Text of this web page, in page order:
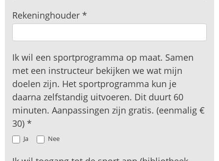
Rekeninghouder *
Ik wil een sportprogramma op maat. Samen
met een instructeur bekijken we wat mijn
doelen zijn. Het sportprogramma kun je
daarna zelfstandig uitvoeren. Dit duurt 60
minuten. Aanpassingen zijn gratis. (eenmalig €
30) *
Ja Nee